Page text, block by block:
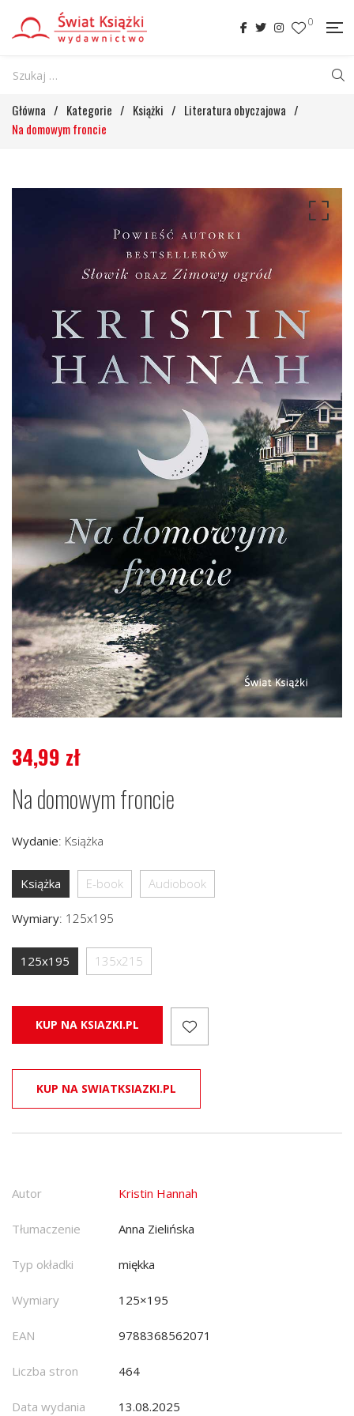
0
Główna / Kategorie / Książki / Literatura obyczajowa /
Na domowym froncie
34,99 zł
Na domowym froncie
Wydanie: Książka
Książka E-book Audiobook
Wymiary: 125x195
125x195 135x215
KUP NA KSIAZKI.PL
KUP NA SWIATKSIAZKI.PL
Autor Kristin Hannah
Tłumaczenie Anna Zielińska
Typ okładki miękka
Wymiary 125×195
EAN 9788368562071
Liczba stron 464
Data wydania 13.08.2025